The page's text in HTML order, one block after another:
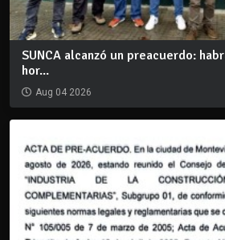
SUNCA alcanzó un preacuerdo:
hor...
Aug 04 2026